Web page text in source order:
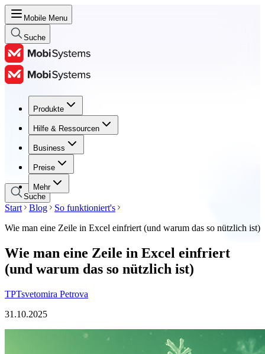
Mobile Menu
Suche
Produkte
Hilfe & Ressourcen
Business
Preise
Mehr
Produkte
Hilfe & Ressourcen
Business
Preise
Suche
Start Blog
So funktioniert's
Wie man eine Zeile in Excel einfriert (und warum das so nützlich ist)
Wie man eine Zeile in Excel einfriert
(und warum das so nützlich ist)
TPTsvetomira Petrova
31.10.2025